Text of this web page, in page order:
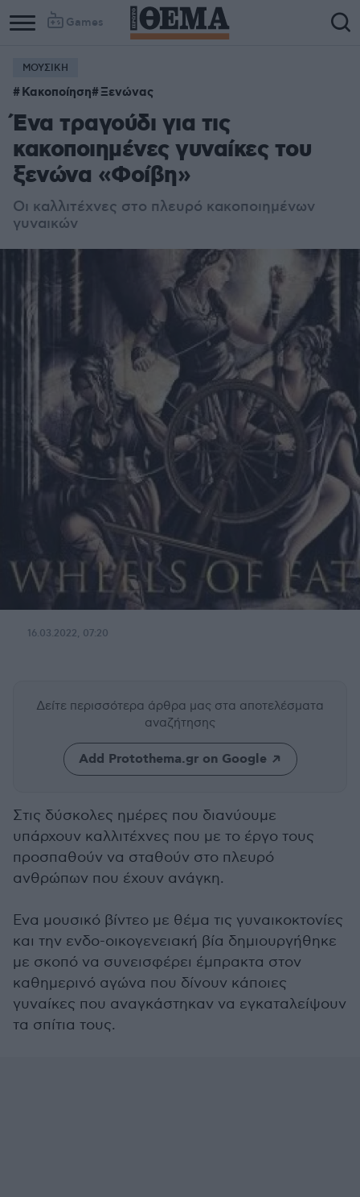
Games
ΜΟΥΣΙΚΗ
Κακοποίηση Ξενώνας
Ένα τραγούδι για τις
κακοποιημένες γυναίκες του
ξενώνα «Φοίβη»
Οι καλλιτέχνες στο πλευρό κακοποιημένων
γυναικών
16.03.2022, 07:20
Δείτε περισσότερα άρθρα μας στα αποτελέσματα
αναζήτησης
Add Protothema.gr on Google
Στις δύσκολες ημέρες που διανύουμε
υπάρχουν καλλιτέχνες που με το έργο τους
προσπαθούν να σταθούν στο πλευρό
ανθρώπων που έχουν ανάγκη.
Ενα μουσικό βίντεο με θέμα τις γυναικοκτονίες
και την ενδο-οικογενειακή βία δημιουργήθηκε
με σκοπό να συνεισφέρει έμπρακτα στον
καθημερινό αγώνα που δίνουν κάποιες
γυναίκες που αναγκάστηκαν να εγκαταλείψουν
τα σπίτια τους.